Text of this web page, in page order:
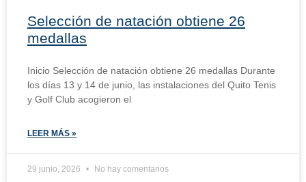
Selección de natación obtiene 26
medallas
Inicio Selección de natación obtiene 26 medallas Durante
los días 13 y 14 de junio, las instalaciones del Quito Tenis
y Golf Club acogieron el
LEER MÁS »
29 junio, 2026 No hay comentarios